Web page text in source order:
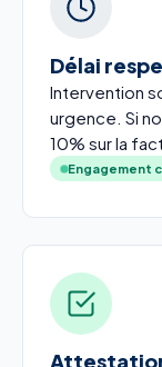
Délai
Intervention
urgence. Si
10% sur la
Engagement